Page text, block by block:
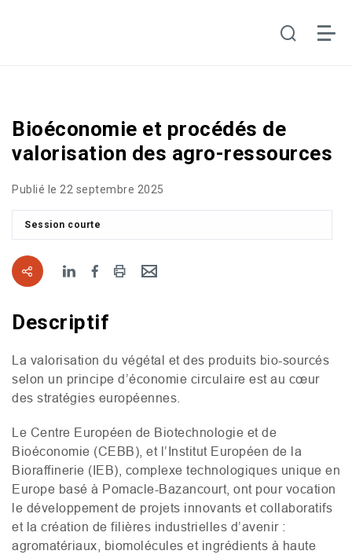
Bioéconomie et procédés de
valorisation des agro-ressources
Publié le 22 septembre 2025
Session courte
Descriptif
La valorisation du végétal et des produits bio-sourcés
selon un principe d’économie circulaire est au cœur
des stratégies européennes.
Le Centre Européen de Biotechnologie et de
Bioéconomie (CEBB), et l’Institut Européen de la
Bioraffinerie (IEB), complexe technologiques unique en
Europe basé à Pomacle-Bazancourt, ont pour vocation
le développement de projets innovants et collaboratifs
et la création de filières industrielles d’avenir :
agromatériaux, biomolécules et ingrédients à haute